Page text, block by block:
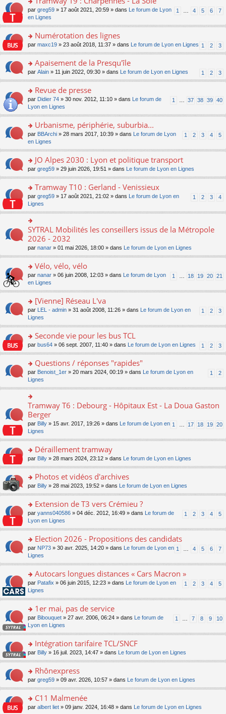
c
e
nt
u
c
e
nt
n
o
n
lu
le
u
ré
c
e
s
a
n
o
n
lu
pl
s
ré
e
er
le
m
e
s
s
e
n
o
n
le
pl
s
ré
c
e
o
n
s
er
le
m
e
s
g
e
n
o
n
le
s
ré
c
nt
1 4 5 6 7
par greg59 » 17 août 2021, 20:59 » dans
Le forum de Lyon
en Lignes
o
n
ult
er
le
m
e
s
g
e
n
o
n
le
u
s
ré
c
e
nt
Numérotation des lignes
1 2 3
par maxc19 » 23 août 2018, 11:37 » dans Le forum de Lyon en Lignes
o
n
ult
er
le
m
e
s
s
e
n
o
n
le
s
ré
c
e
Apaisement de la Presqu'île
1 2 3
par Alain » 11 juin 2022, 09:30 » dans Le forum de Lyon en Lignes
o
s
er
le
m
e
s
s
e
n
o
n
lu
le
pl
u
s
ré
c
e
nt
Revue de presse
1 37 38 39 40
par Didier 74 » 30 nov. 2012, 11:10 » dans
Le forum de
Lyon en Lignes
o
n
s
er
le
m
e
s
s
g
n
o
n
lu
pl
u
s
ré
c
e
nt
Urbanisme, périphérie, suburbia...
1 2 3 4 5
par BBArchi » 28 mars 2017, 10:39 » dans
Le forum de Lyon
en Lignes
o
n
ult
er
le
m
e
s
s
g
n
o
n
lu
pl
u
s
ré
c
e
JO Alpes 2030 : Lyon et politique transport
par greg59 » 29 juin 2026, 19:51 » dans Le forum de Lyon en Lignes
o
s
ult
er
le
m
e
s
s
g
o
n
lu
le
u
s
ré
c
e
nt
Tramway T10 : Gerland - Venissieux
1 2 3 4
par greg59 » 17 août 2021, 21:02 » dans
Le forum de Lyon en
Lignes
o
n
ult
er
le
m
e
s
a
g
e
n
o
n
pl
u
s
ré
c
e
nt
SYTRAL Mobilités les conseillers issus de la Métropole
2026 - 2032
par nanar » 01 mai 2026, 18:00 » dans Le forum de Lyon en Lignes
o
n
s
er
le
m
e
s
s
e
n
o
n
lu
le
pl
u
s
ré
c
e
nt
Vélo, vélo, vélo
1 18 19 20 21
par nanar » 06 juin 2008, 12:03 » dans
Le forum de Lyon
en Lignes
o
s
er
le
m
e
s
s
g
n
o
n
lu
le
u
s
ré
c
e
[Vienne] Réseau L'va
1 2 3
par LEL - admin » 31 août 2008, 11:26 » dans
Le forum de Lyon en
Lignes
o
n
ult
er
le
m
e
s
g
o
n
lu
pl
u
s
ré
c
e
Seconde vie pour les bus TCL
1 2 3
par bus64 » 06 sept. 2007, 11:40 » dans Le forum de Lyon en Lignes
o
s
ult
er
le
m
e
s
s
a
e
o
n
lu
pl
u
s
ré
c
e
nt
Questions / réponses "rapides"
1 2
par Benoist_1er » 20 mars 2024, 00:19 » dans
Le forum de Lyon en
Lignes
o
n
ult
er
le
m
e
s
a
g
e
n
o
n
pl
u
s
ré
c
nt
Tramway T6 : Debourg - Hôpitaux Est - La Doua Gaston
Berger
1 17 18 19 20
par Billy » 15 avr. 2017, 19:26 » dans
Le forum de Lyon en
Lignes
o
n
ult
er
le
m
e
s
g
e
n
o
n
le
s
ré
e
Déraillement tramway
par Billy » 28 mars 2024, 23:12 » dans Le forum de Lyon en Lignes
o
n
ult
er
le
m
e
s
s
e
n
o
n
lu
pl
ré
c
e
Photos et vidéos d'archives
par Billy » 28 mai 2023, 19:52 » dans Le forum de Lyon en Lignes
o
s
er
le
m
e
s
s
a
n
o
n
lu
le
u
ré
c
e
Extension de T3 vers Crémieu ?
1 2 3 4 5
par yanns040586 » 04 déc. 2012, 16:49 » dans
Le forum de
Lyon en Lignes
o
s
er
le
m
e
s
s
a
n
o
n
lu
pl
s
ré
Election 2026 - Propositions des candidats
1 4 5 6 7
par NP73 » 30 avr. 2025, 14:20 » dans
Le forum de Lyon en
Lignes
o
s
er
le
m
e
s
s
e
n
o
n
le
Autocars longues distances « Cars Macron »
1 2 3 4 5
par Patafix » 06 juin 2015, 12:23 » dans
Le forum de Lyon en
Lignes
o
s
er
le
m
e
s
g
e
1er mai, pas de service
1 7 8 9 10
par Bibouquet » 27 avr. 2006, 06:24 » dans
Le forum de
Lyon en Lignes
o
n
ult
er
le
m
e
Intégration tarifaire TCL/SNCF
par Billy » 16 juil. 2023, 14:47 » dans Le forum de Lyon en Lignes
o
n
ult
er
Rhônexpress
par greg59 » 09 avr. 2026, 10:57 » dans Le forum de Lyon en Lignes
o
C11 Malmenée
par albert liet » 09 janv. 2024, 16:48 » dans Le forum de Lyon en Lignes